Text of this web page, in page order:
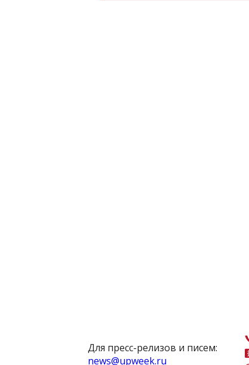
Для пресс-релизов и писем:
news@upweek.ru